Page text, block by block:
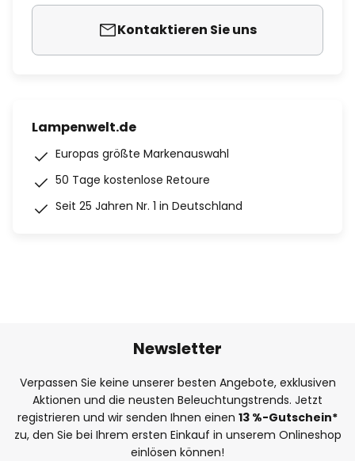
Kontaktieren Sie uns
Lampenwelt.de
Europas größte Markenauswahl
50 Tage kostenlose Retoure
Seit 25 Jahren Nr. 1 in Deutschland
Newsletter
Verpassen Sie keine unserer besten Angebote, exklusiven
Aktionen und die neusten Beleuchtungstrends. Jetzt
registrieren und wir senden Ihnen einen 13 %-Gutschein*
zu, den Sie bei Ihrem ersten Einkauf in unserem Onlineshop
einlösen können!